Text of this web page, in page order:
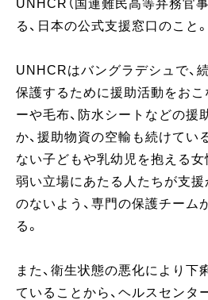
UNHCR（国連難民高等弁務官
る、日本の公式支援窓口のこと。
UNHCRはバングラデシュで、
保護するために援助活動をおこ
ーや毛布、防水シートなどの援
か、援助物資の空輸も続けてい
ない子どもや乳幼児を抱える女
弱い立場にあたる人たちが支
のないよう、専門の保護チーム
る。
また、衛生状態の悪化により下
ていることから、ヘルスセンタ